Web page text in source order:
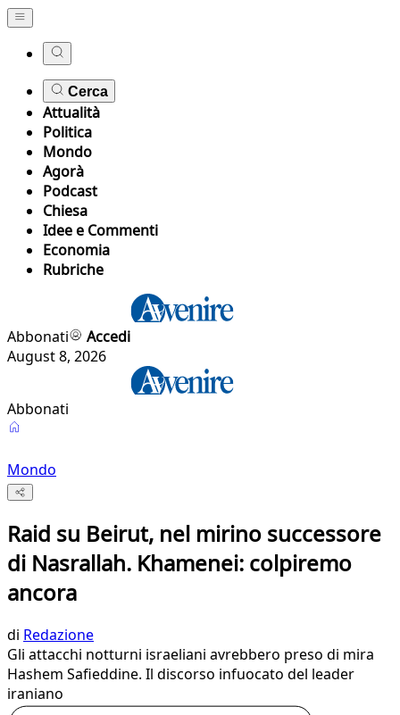
Cerca
Attualità
Politica
Mondo
Agorà
Podcast
Chiesa
Idee e Commenti
Economia
Rubriche
Abbonati
Accedi
August 8, 2026
Abbonati
Mondo
Raid su Beirut, nel mirino successore
di Nasrallah. Khamenei: colpiremo
ancora
di Redazione
Gli attacchi notturni israeliani avrebbero preso di mira
Hashem Safieddine. Il discorso infuocato del leader
iraniano